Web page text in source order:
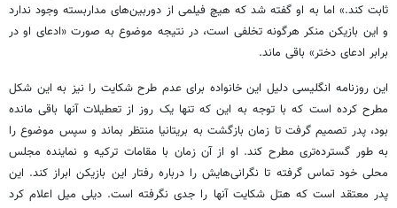
ثابت کند.» اما به او گفته شد که هیچ فیلمی از دوربین‌های مداربسته وجود ندارد
و این بازیکن منکر هرگونه تخلفی است، در نتیجه موضوع به صورت «ادعای او در
برابر ادعای دختر» باقی ماند.
این روزنامه انگلیسی دلیل این خانواده برای عدم طرح شکایت را نیز به این شکل
مطرح کرده است که با توجه به این که تنها یک روز از تعطیلات آنها باقی مانده
بود، پدر تصمیم گرفت تا زمان بازگشت به بریتانیا منتظر بماند و سپس موضوع را
به طور گسترده‌تری مطرح کند. او از آن زمان با مقامات ترکیه و نماینده مجلس
محلی خود تماس گرفته تا نگرانی‌هایش را درباره رفتار این بازیکن ابراز کند. این
پدر معتقد است که هتل شکایت آنها را جدی نگرفته است. دیلی میل اعلام کرد